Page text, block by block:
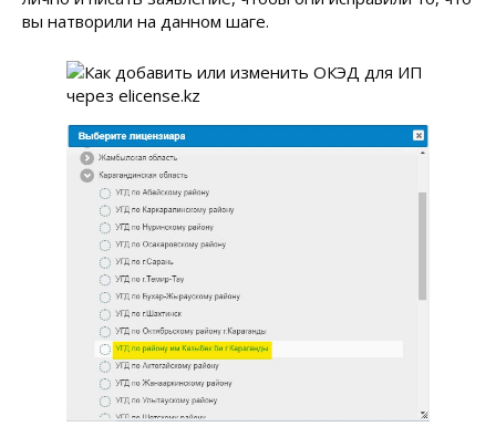
вы натворили на данном шаге.